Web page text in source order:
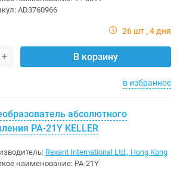
AD3760966
26 шт 4 дня
+ В корзину
в избранное
абсолютного
PA-21Y KELLER
Rexant International Ltd., Hong Kong
наименование: PA-21Y